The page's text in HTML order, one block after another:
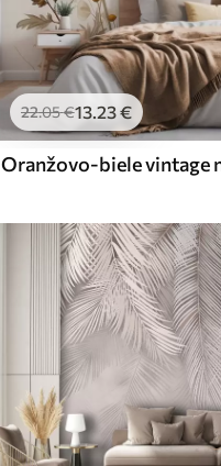
22.05€13.23€